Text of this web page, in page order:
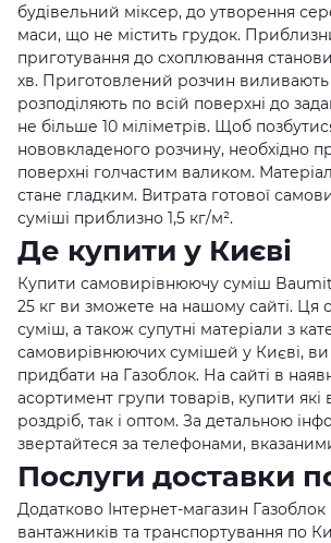
будівельний міксер, до утворення
маси, що не містить грудок.
приготування до схоплювання
хв. Приготовлений розчин виливають
розподіляють по всій поверхні до
не більше 10 міліметрів. Щоб
нововкладеного розчину, необхідно
поверхні голчастим валиком.
стане гладким. Витрата готової
суміші приблизно 1,5 кг/м².
Де купити у Києві
Купити самовирівнюючу суміш
25 кг ви зможете на нашому сайті. Ця
суміш, а також супутні матеріали з
самовирівнюючих сумішей у Києві,
придбати на Газоблок. На сайті в
асортимент групи товарів, купити
роздріб, так і оптом. За детальною
звертайтеся за телефонами,
Послуги доставки
Додатково Інтернет-магазин Газоблок
вантажників та транспортування по